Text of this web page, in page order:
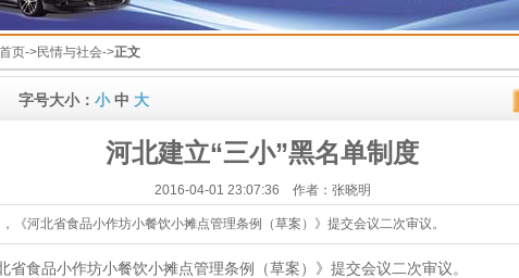
首页->民情与社会->正文
字号大小： 小中 大
河北建立“三小”黑名单制度
2016-04-01 23:07:36 作者：张晓明
《河北省食品小作坊小餐饮小摊点管理条例（草案）》提交会议二次审议。
省食品小作坊小餐饮小摊点管理条例（草案）》提交会议二次审议。